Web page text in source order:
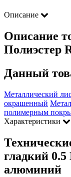
Описание
Описание
Полиэстер
Данный
Металлический
окрашенный
полимерным
Характеристики
гладкий
алюминий